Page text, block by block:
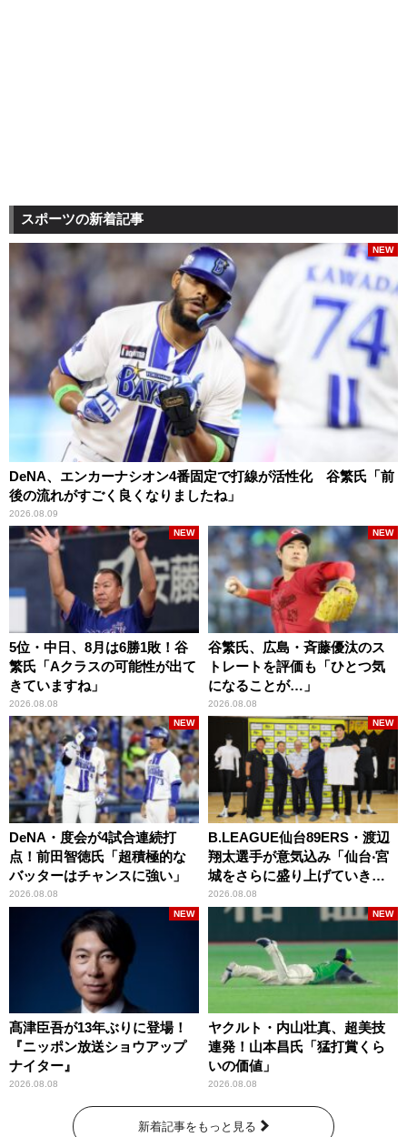
スポーツの新着記事
DeNA、エンカーナシオン4番固定で打線が活性化 谷繁氏「前
後の流れがすごく良くなりましたね」
2026.08.09
NEW
5位・中日、8月は6勝1敗！谷
繁氏「Aクラスの可能性が出て
きていますね」
2026.08.08
NEW
谷繁氏、広島・斉藤優汰のス
トレートを評価も「ひとつ気
になることが…」
2026.08.08
NEW
DeNA・度会が4試合連続打
点！前田智徳氏「超積極的な
バッターはチャンスに強い」
2026.08.08
NEW
B.LEAGUE仙台89ERS・渡辺
翔太選手が意気込み「仙台‧宮
城をさらに盛り上げていきた
いです」
2026.08.08
NEW
髙津臣吾が13年ぶりに登場！
『ニッポン放送ショウアップ
ナイター』
2026.08.08
NEW
ヤクルト・内山壮真、超美技
連発！山本昌氏「猛打賞くら
いの価値」
2026.08.08
NEW
新着記事をもっと見る